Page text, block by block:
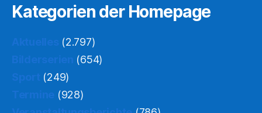
Kategorien der Homepage
(2.797)
(654)
(249)
(928)